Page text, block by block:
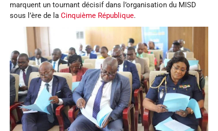
marquent un tournant décisif dans l’organisation du MISD
sous l’ère de la Cinquième République.